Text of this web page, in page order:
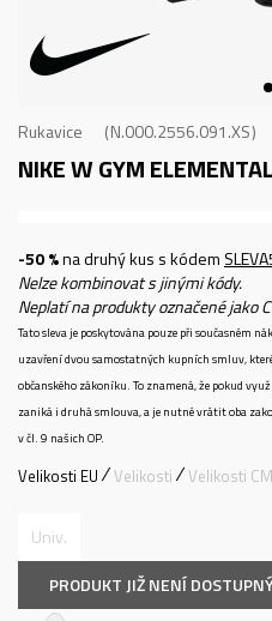
Rukavice N.000.2556.091.XS
NIKE W GYM
-50 %na druhý kus s kódem
Nelze kombinovat s jinými kódy.
Neplatí na produkty označené jako
Tato sleva je poskytována pouze při současném
uzavření dvou samostatných kupních smluv,
občanského zákoníku. To znamená, že pokud
zaniká i druhá smlouva, a je nutné vrátit oba
v čl. 9 našich OP.
Velikosti EU Velikosti Velikosti CM
Univ.
PRODUKT JIŽ NENÍ